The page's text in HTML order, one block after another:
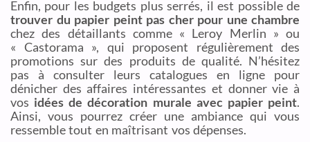
Enfin, pour les budgets plus serrés, il est possible de
trouver du papier peint pas cher pour une chambre
chez des détaillants comme « Leroy Merlin » ou
« Castorama », qui proposent régulièrement des
promotions sur des produits de qualité. N’hésitez
pas à consulter leurs catalogues en ligne pour
dénicher des affaires intéressantes et donner vie à
vos idées de décoration murale avec papier peint.
Ainsi, vous pourrez créer une ambiance qui vous
ressemble tout en maîtrisant vos dépenses.